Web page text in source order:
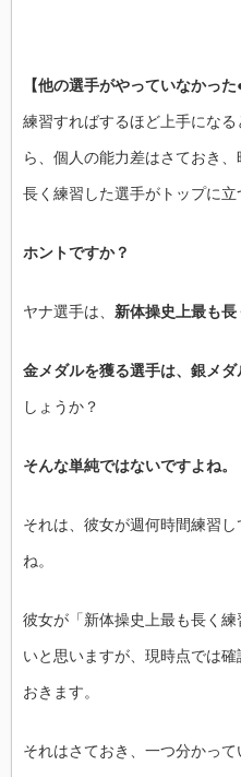
【他の選手がやっていなかった
練習すればするほど上手にな
ら、個人の能力差はさておき
長く練習した選手がトップに立
ホントですか？
ヤナ選手は、 新体操史上最も
金メダルを獲る選手は、銀メ
しょうか？
そんな単純ではないですよね。
それは、彼女が週何時間練習
ね。
彼女が「新体操史上最も長く
いと思いますが、現時点では
おきます。
それはさておき、一つ分かって